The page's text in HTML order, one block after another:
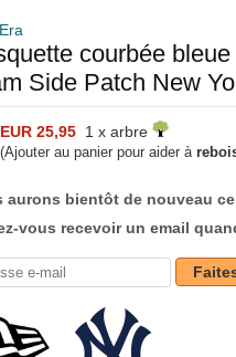
courbée
Side Patch New
EUR 25,95 1 x arbre
(Ajouter au panier pour aider à
aurons bientôt de nouveau
vous recevoir un email